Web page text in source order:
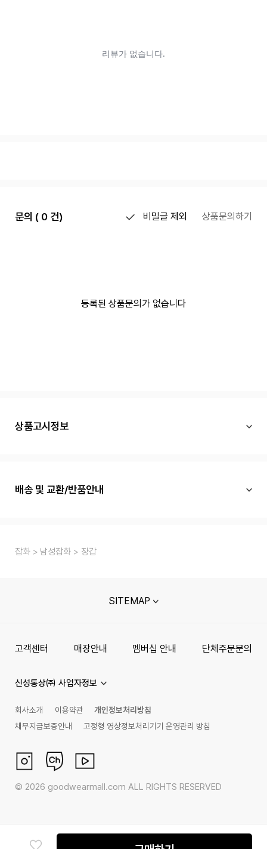
문의 ( 0 건) 비밀글 제외 상품문의하기
등록된 상품문의가 없습니다
상품고시정보
배송 및 교환/반품안내
잡화 남성잡화 장갑
SITEMAP
고객센터 매장안내 멤버십 안내 단체주문문의
신성통상㈜ 사업자정보
회사소개 이용약관
개인정보처리방침
채무지급보증안내
고정형 영상정보처리기기 운영관리 방침
© 2026 goodwearmall.com ALL RIGHTS RESERVED